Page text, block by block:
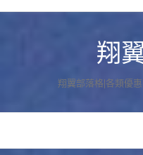
翔
翔翼部落格|各類優